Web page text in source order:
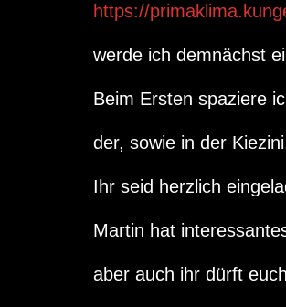
https://
werde ich demnächst
Beim Ersten spaziere
der, sowie in der
Ihr seid herzlich
Martin hat
aber auch ihr dürft